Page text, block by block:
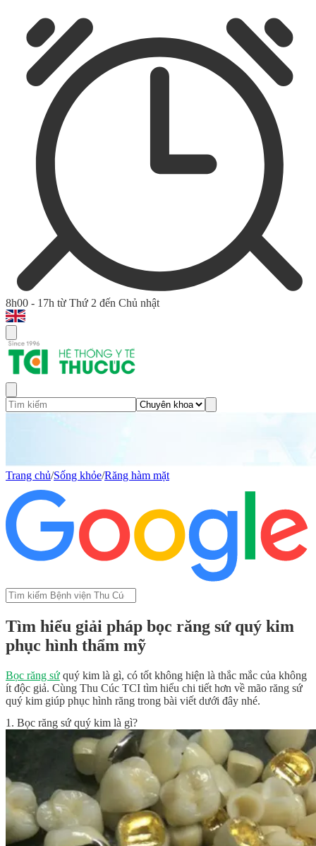
8h00 - 17h từ Thứ 2 đến Chủ nhật
Trang chủ/Sống khỏe/Răng hàm mặt
Tìm hiểu giải pháp bọc răng sứ quý kim
phục hình thẩm mỹ
Bọc răng sứ quý kim là gì, có tốt không hiện là thắc mắc của không
ít độc giả. Cùng Thu Cúc TCI tìm hiểu chi tiết hơn về mão răng sứ
quý kim giúp phục hình răng trong bài viết dưới đây nhé.
1. Bọc răng sứ quý kim là gì?